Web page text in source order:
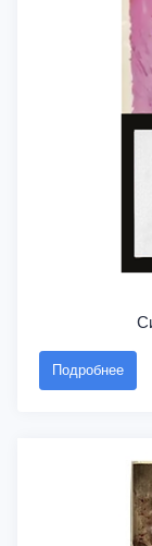
Подробнее